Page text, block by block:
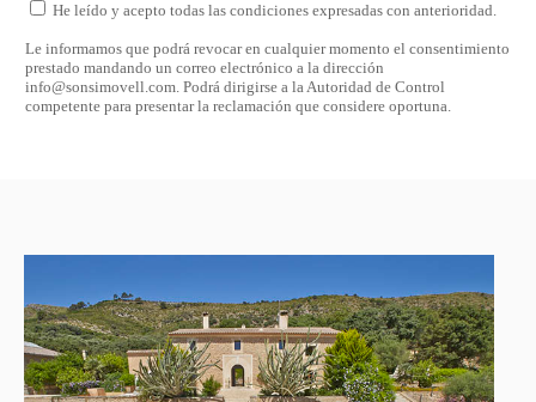
He leído y acepto todas las condiciones expresadas con anterioridad.
Le informamos que podrá revocar en cualquier momento el consentimiento
prestado mandando un correo electrónico a la dirección
info@sonsimovell.com. Podrá dirigirse a la Autoridad de Control
competente para presentar la reclamación que considere oportuna.